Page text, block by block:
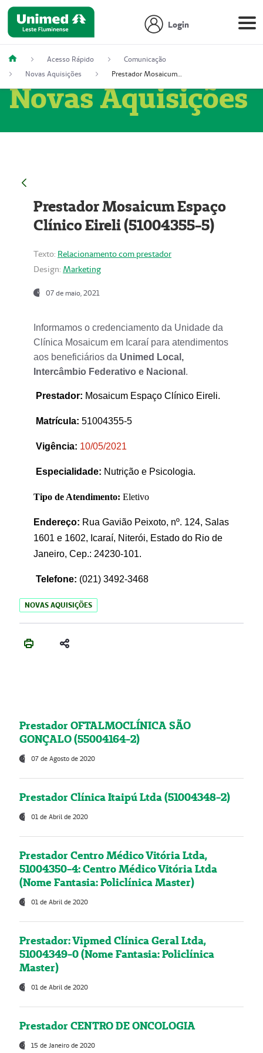
Login
Acesso Rápido
Comunicação
Novas Aquisições
Prestador Mosaicum Espaço Clínico Eireli (51004355-5)
Novas Aquisições
Prestador Mosaicum Espaço
Clínico Eireli (51004355-5)
Texto: Relacionamento com prestador
Design: Marketing
07 de maio, 2021
Informamos o credenciamento da Unidade da
Clínica Mosaicum em Icaraí para atendimentos
aos beneficiários da Unimed Local,
Intercâmbio Federativo e Nacional .
Prestador: Mosaicum Espaço Clínico Eireli.
Matrícula: 51004355-5
Vigência: 10/05/2021
Especialidade: Nutrição e Psicologia.
Tipo de Atendimento: Eletivo
Endereço: Rua Gavião Peixoto, nº. 124, Salas
1601 e 1602, Icaraí, Niterói, Estado do Rio de
Janeiro, Cep.: 24230-101.
Telefone: (021) 3492-3468
NOVAS AQUISIÇÕES
Prestador OFTALMOCLÍNICA SÃO
GONÇALO (55004164-2)
07 de Agosto de 2020
Prestador Clínica Itaipú Ltda (51004348-2)
01 de Abril de 2020
Prestador Centro Médico Vitória Ltda,
51004350-4: Centro Médico Vitória Ltda
(Nome Fantasia: Policlínica Master)
01 de Abril de 2020
Prestador: Vipmed Clínica Geral Ltda,
51004349-0 (Nome Fantasia: Policlínica
Master)
01 de Abril de 2020
Prestador CENTRO DE ONCOLOGIA
15 de Janeiro de 2020